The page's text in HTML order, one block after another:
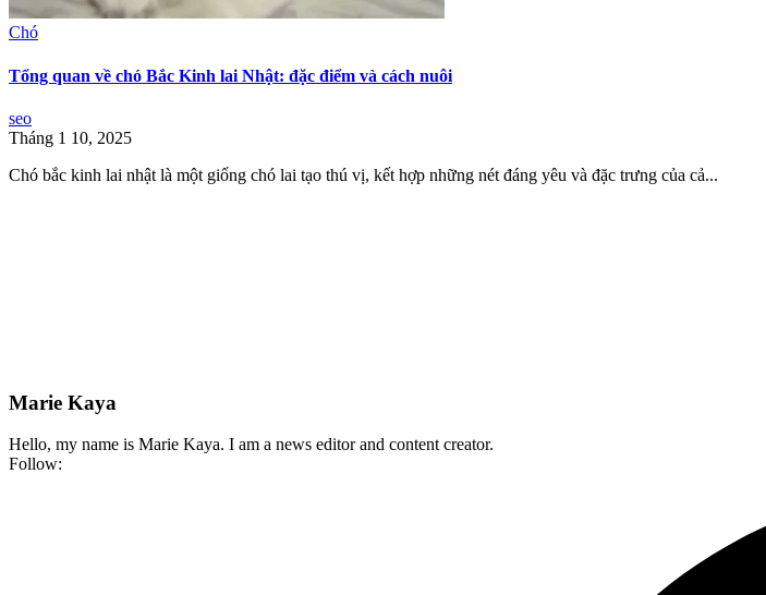
Chó
Tổng quan về chó Bắc Kinh lai Nhật: đặc điểm và cách nuôi
seo
Tháng 1 10, 2025
Chó bắc kinh lai nhật là một giống chó lai tạo thú vị, kết hợp những nét đáng yêu và đặc trưng của cả...
Marie Kaya
Hello, my name is Marie Kaya. I am a news editor and content creator.
Follow: